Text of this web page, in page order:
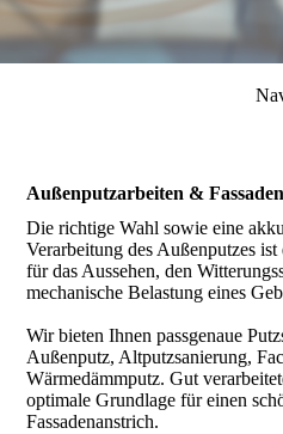
Außenputzarbeiten &
Die richtige Wahl sowie eine
Verarbeitung des Außenputzes ist
für das Aussehen, den
mechanische Belastung eines
Wir bieten Ihnen passgenaue
Außenputz, Altputzsanierung,
Wärmedämmputz. Gut
optimale Grundlage für einen
Fassadenanstrich.